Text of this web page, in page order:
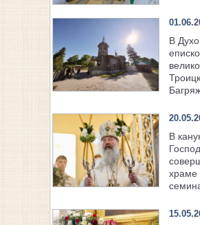
В
В
храме